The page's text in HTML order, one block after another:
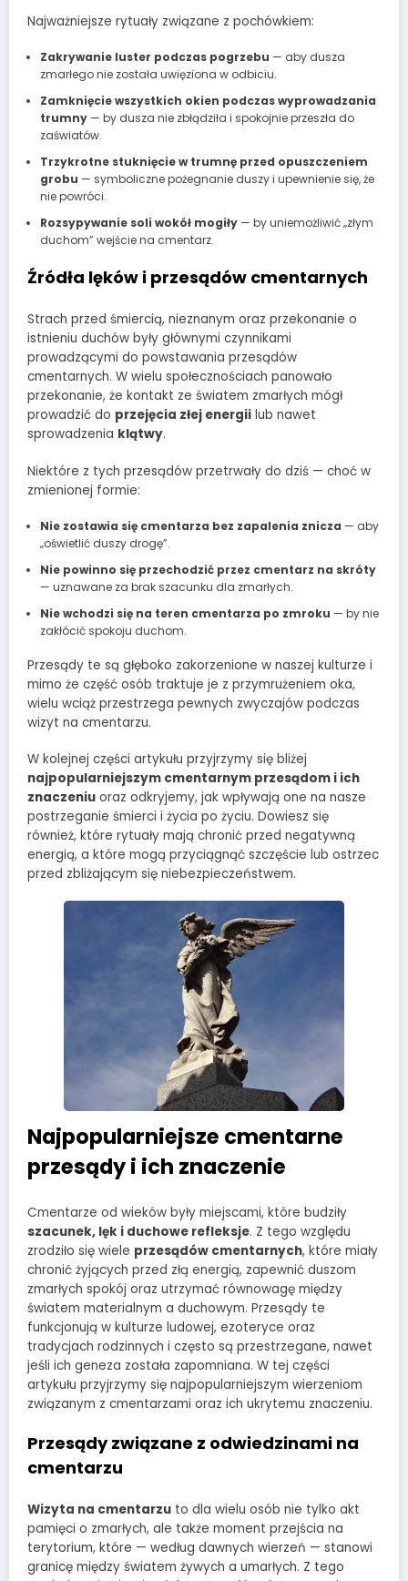
Najważniejsze rytuały związane z pochówkiem:
Zakrywanie luster podczas pogrzebu — aby dusza
zmarłego nie została uwięziona w odbiciu.
Zamknięcie wszystkich okien podczas wyprowadzania
trumny— by dusza nie zbłądziła i spokojnie przeszła do
zaświatów.
Trzykrotne stuknięcie w trumnę przed opuszczeniem
grobu — symboliczne pożegnanie duszy i upewnienie się, że
nie powróci.
Rozsypywanie soli wokół mogiły— by uniemożliwić „złym
duchom” wejście na cmentarz.
Źródła lęków i przesądów cmentarnych
Strach przed śmiercią, nieznanym oraz przekonanie o
istnieniu duchów były głównymi czynnikami
prowadzącymi do powstawania przesądów
cmentarnych. W wielu społecznościach panowało
przekonanie, że kontakt ze światem zmarłych mógł
prowadzić do przejęcia złej energii lub nawet
sprowadzenia klątwy.
Niektóre z tych przesądów przetrwały do dziś — choć w
zmienionej formie:
Nie zostawia się cmentarza bez zapalenia znicza — aby
„oświetlić duszy drogę”.
Nie powinno się przechodzić przez cmentarz na skróty
— uznawane za brak szacunku dla zmarłych.
Nie wchodzi się na teren cmentarza po zmroku — by nie
zakłócić spokoju duchom.
Przesądy te są głęboko zakorzenione w naszej kulturze i
mimo że część osób traktuje je z przymrużeniem oka,
wielu wciąż przestrzega pewnych zwyczajów podczas
wizyt na cmentarzu.
W kolejnej części artykułu przyjrzymy się bliżej
najpopularniejszym cmentarnym przesądom i ich
znaczeniu oraz odkryjemy, jak wpływają one na nasze
postrzeganie śmierci i życia po życiu. Dowiesz się
również, które rytuały mają chronić przed negatywną
energią, a które mogą przyciągnąć szczęście lub ostrzec
przed zbliżającym się niebezpieczeństwem.
Najpopularniejsze cmentarne
przesądy i ich znaczenie
Cmentarze od wieków były miejscami, które budziły
szacunek, lęk i duchowe refleksje. Z tego względu
zrodziło się wiele przesądów cmentarnych, które miały
chronić żyjących przed złą energią, zapewnić duszom
zmarłych spokój oraz utrzymać równowagę między
światem materialnym a duchowym. Przesądy te
funkcjonują w kulturze ludowej, ezoteryce oraz
tradycjach rodzinnych i często są przestrzegane, nawet
jeśli ich geneza została zapomniana. W tej części
artykułu przyjrzymy się najpopularniejszym wierzeniom
związanym z cmentarzami oraz ich ukrytemu znaczeniu.
Przesądy związane z odwiedzinami na
cmentarzu
Wizyta na cmentarzu to dla wielu osób nie tylko akt
pamięci o zmarłych, ale także moment przejścia na
terytorium, które — według dawnych wierzeń — stanowi
granicę między światem żywych a umarłych. Z tego